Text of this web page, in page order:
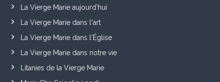
La Vierge Marie aujourd'hui
La Vierge Marie dans l'art
La Vierge Marie dans l'Église
La Vierge Marie dans notre vie
Litanies de la Vierge Marie